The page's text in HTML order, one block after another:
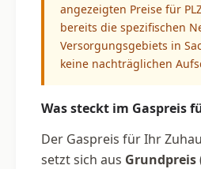
angezeigten Preise für
bereits die spezifischen
Versorgungsgebiets in
keine nachträglichen
Was steckt im Gaspreis
Der Gaspreis für Ihr
setzt sich aus Grundpreis